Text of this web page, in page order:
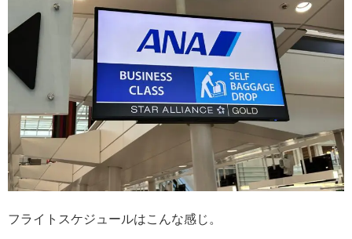
フライトスケジュールはこんな感じ。